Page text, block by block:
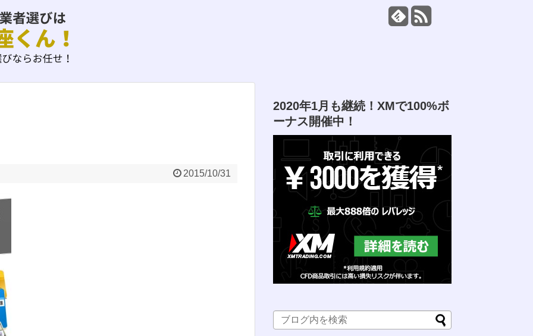
2015/10/31
2020年1月も継続！XMで100%ボ
ーナス開催中！